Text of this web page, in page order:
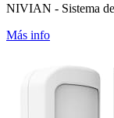
NIVIAN - Sistema
Más info